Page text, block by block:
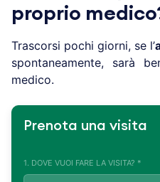
proprio
Trascorsi pochi giorni, se l’
spontaneamente, sarà
medico.
Prenota una visita
1. DOVE VUOI FARE LA VISITA? *